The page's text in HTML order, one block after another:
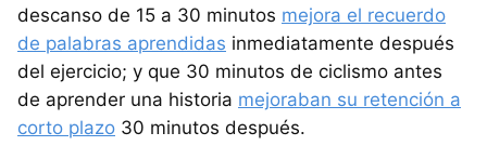
descanso de 15 a 30 minutos mejora el recuerdo
de palabras aprendidas inmediatamente después
del ejercicio; y que 30 minutos de ciclismo antes
de aprender una historia mejoraban su retención a
corto plazo 30 minutos después.